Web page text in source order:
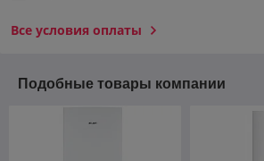
Все условия оплаты
Подобные товары компании